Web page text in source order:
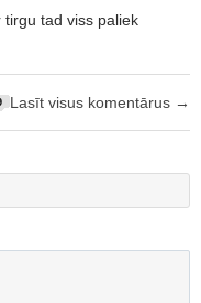
tad viss paliek
Lasīt visus komentārus →